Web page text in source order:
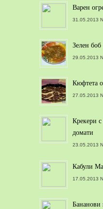
Варен
31.05.2013
Зелен
29.05.2013
Кюфтета
27.05.2013
Крекери
домати
23.05.2013
Кабули
17.05.2013
Бананови